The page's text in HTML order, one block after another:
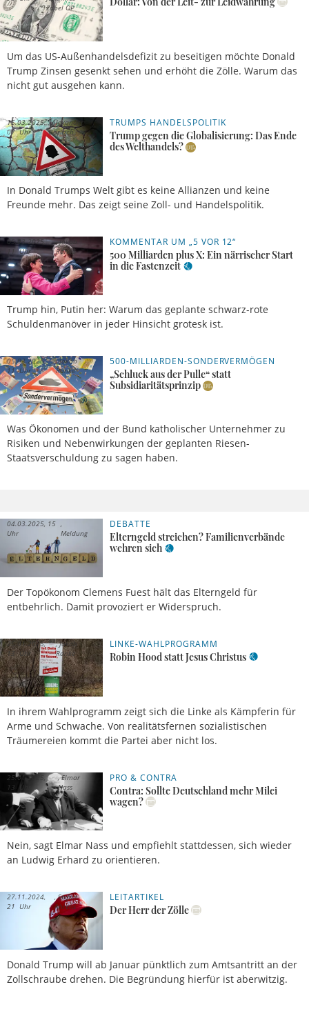
Um das US-Außenhandelsdefizit zu beseitigen möchte Donald
Trump Zinsen gesenkt sehen und erhöht die Zölle. Warum das
nicht gut ausgehen kann.
Zabel OP
TRUMPS HANDELSPOLITIK
Trump gegen die Globalisierung: Das Ende
des Welthandels?
In Donald Trumps Welt gibt es keine Allianzen und keine
Freunde mehr. Das zeigt seine Zoll- und Handelspolitik.
15.03.2025,
07 Uhr
Alexander
Görlach
KOMMENTAR UM „5 VOR 12“
500 Milliarden plus X: Ein närrischer Start
in die Fastenzeit
Trump hin, Putin her: Warum das geplante schwarz-rote
Schuldenmanöver in jeder Hinsicht grotesk ist.
05.03.2025,
11 Uhr
Jakob
Ranke
500-MILLIARDEN-SONDERVERMÖGEN
„Schluck aus der Pulle“ statt
Subsidiaritätsprinzip
Was Ökonomen und der Bund katholischer Unternehmer zu
Risiken und Nebenwirkungen der geplanten Riesen-
Staatsverschuldung zu sagen haben.
05.03.2025,
11 Uhr
Jakob
Ranke
DEBATTE
Elterngeld streichen? Familienverbände
wehren sich
Der Topökonom Clemens Fuest hält das Elterngeld für
entbehrlich. Damit provoziert er Widerspruch.
04.03.2025, 15
Uhr
Meldung
LINKE-WAHLPROGRAMM
Robin Hood statt Jesus Christus
In ihrem Wahlprogramm zeigt sich die Linke als Kämpferin für
Arme und Schwache. Von realitätsfernen sozialistischen
Träumereien kommt die Partei aber nicht los.
25.01.2025,
13 Uhr
Jakob
Ranke
PRO & CONTRA
Contra: Sollte Deutschland mehr Milei
wagen?
Nein, sagt Elmar Nass und empfiehlt stattdessen, sich wieder
an Ludwig Erhard zu orientieren.
25.01.2025,
13 Uhr
Elmar
Nass
LEITARTIKEL
Der Herr der Zölle
Donald Trump will ab Januar pünktlich zum Amtsantritt an der
Zollschraube drehen. Die Begründung hierfür ist aberwitzig.
27.11.2024,
21 Uhr
Stefan
Ahrens